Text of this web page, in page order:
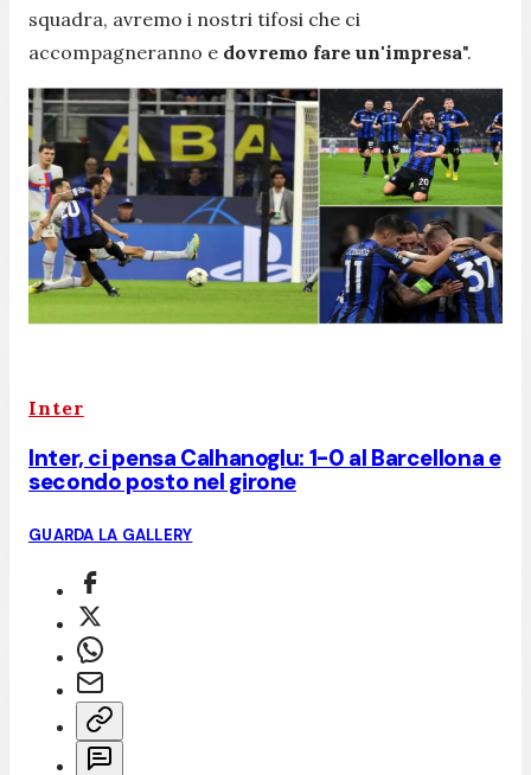
squadra, avremo i nostri tifosi che ci
accompagneranno e dovremo fare un'impresa".
Inter
Inter, ci pensa Calhanoglu: 1-0 al Barcellona e
secondo posto nel girone
GUARDA LA GALLERY